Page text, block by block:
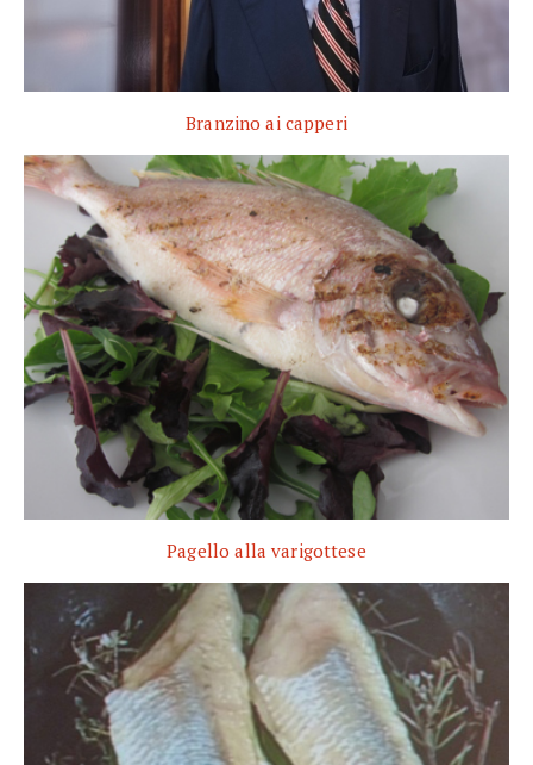
Branzino ai capperi
Pagello alla varigottese